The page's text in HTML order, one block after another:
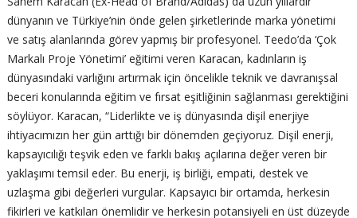
dünyanın ve Türkiye’nin önde gelen şirketlerinde marka yönetimi
ve satış alanlarında görev yapmış bir profesyonel. Teedo’da ‘Çok
Markalı Proje Yönetimi’ eğitimi veren Karacan, kadınların iş
dünyasındaki varlığını artırmak için öncelikle teknik ve davranışsal
beceri konularında eğitim ve fırsat eşitliğinin sağlanması gerektiğini
söylüyor. Karacan, “Liderlikte ve iş dünyasında dişil enerjiye
ihtiyacımızın her gün arttığı bir dönemden geçiyoruz. Dişil enerji,
kapsayıcılığı teşvik eden ve farklı bakış açılarına değer veren bir
yaklaşımı temsil eder. Bu enerji, iş birliği, empati, destek ve
uzlaşma gibi değerleri vurgular. Kapsayıcı bir ortamda, herkesin
fikirleri ve katkıları önemlidir ve herkesin potansiyeli en üst düzeyde